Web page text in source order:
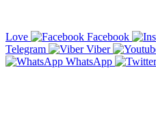
Love
Facebook
Telegram
Viber
WhatsApp